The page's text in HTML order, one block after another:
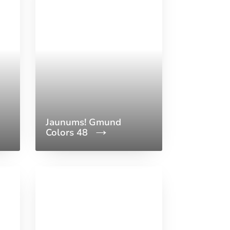
Jaunums! Gmund
Colors 48